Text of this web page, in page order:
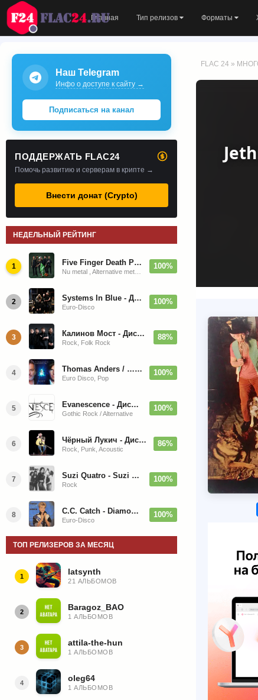
Главная Тип релизов Форматы
FLAC 24 »
Наш Telegram
Инфо о доступе к сайту →
Подписаться на канал
ПОДДЕРЖАТЬ FLAC24
Помочь развитию и серверам в крипте →
Внести донат (Crypto)
НЕДЕЛЬНЫЙ РЕЙТИНГ
1 Five Finger Death Punch - Дискография (2008-2026) 100%
2 Systems In Blue - Дискография (2020-2026)
Euro-Disco
100%
3 Калинов Мост - Дискография (1986-2026)
Rock, Folk Rock
88%
4 Thomas Anders / … Sings Modern Talking: The Best hi-res
Euro Disco, Pop
100%
5 Evanescence - Дискография (1998-2026)
Gothic Rock / Alternative
100%
6 Чёрный Лукич - Дискография (1987-2014)
Rock, Punk, Acoustic
86%
7 Suzi Quatro - Suzi Quatro (Bonus Tracks, Remaster) 1973/2022
Rock
100%
8 C.C. Catch - Diamonds. Her Greatest Hits 1988
Euro-Disco
100%
ТОП РЕЛИЗЕРОВ ЗА МЕСЯЦ
1 latsynth
21 АЛЬБОМОВ
2 Baragoz_BAO
1 АЛЬБОМОВ
3 attila-the-hun
1 АЛЬБОМОВ
4 oleg64
1 АЛЬБОМОВ